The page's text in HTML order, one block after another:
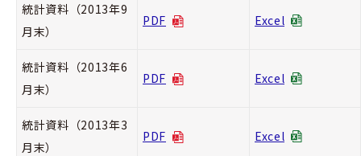
統計資料（2013年9
月末）
PDF Excel
統計資料（2013年6
月末）
PDF Excel
統計資料（2013年3
月末）
PDF Excel